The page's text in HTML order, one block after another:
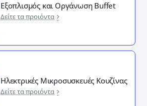
Εξοπλισμός και Οργάνωση Buffet
Δείτε τα προιόντα
Ηλεκτρικές Μικροσυσκευές Κουζίνας
Δείτε τα προιόντα